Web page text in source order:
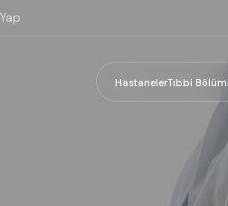
HastanelerTıbbi